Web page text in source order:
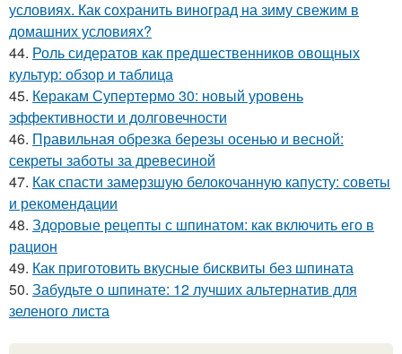
условиях. Как сохранить виноград на зиму свежим в
домашних условиях?
44. Роль сидератов как предшественников овощных
культур: обзор и таблица
45. Керакам Супертермо 30: новый уровень
эффективности и долговечности
46. Правильная обрезка березы осенью и весной:
секреты заботы за древесиной
47. Как спасти замерзшую белокочанную капусту: советы
и рекомендации
48. Здоровые рецепты с шпинатом: как включить его в
рацион
49. Как приготовить вкусные бисквиты без шпината
50. Забудьте о шпинате: 12 лучших альтернатив для
зеленого листа